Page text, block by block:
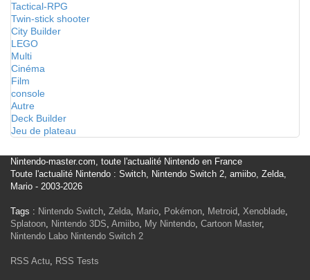
Tactical-RPG
Twin-stick shooter
City Builder
LEGO
Multi
Cinéma
Film
console
Autre
Deck Builder
Jeu de plateau
Nintendo-master.com, toute l'actualité Nintendo en France
Toute l'actualité Nintendo : Switch, Nintendo Switch 2, amiibo, Zelda,
Mario - 2003-2026
Tags : Nintendo Switch, Zelda, Mario, Pokémon, Metroid, Xenoblade,
Splatoon, Nintendo 3DS, Amiibo, My Nintendo, Cartoon Master,
Nintendo Labo Nintendo Switch 2
RSS Actu, RSS Tests